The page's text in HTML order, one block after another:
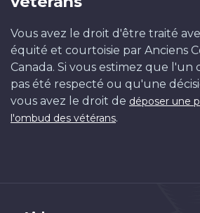
Vous avez le droit d'être traité
équité et courtoisie par Anciens
Canada. Si vous estimez que l'un
pas été respecté ou qu'une
vous avez le droit de déposer une
l'ombud des vétérans.